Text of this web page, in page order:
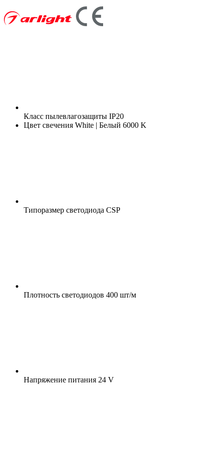
Класс пылевлагозащиты IP20
Цвет свечения White | Белый 6000 K
Типоразмер светодиода CSP
Плотность светодиодов 400 шт/м
Напряжение питания 24 V